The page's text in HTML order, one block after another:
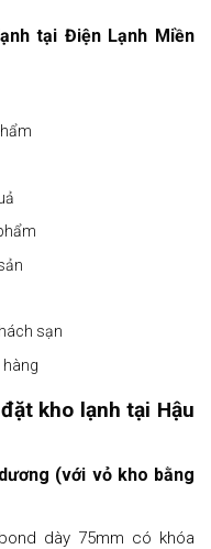
tại Điện Lạnh Miền
sạn
hàng
kho lạnh tại Hậu
(với vỏ kho bằng
dày 75mm có khóa